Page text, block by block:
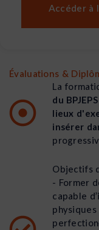
Accéder à
Évaluations &
La
du
lieux
insérer
Objectifs
- Former
capable